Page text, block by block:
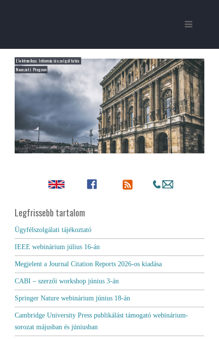
Elektronikus Információszolgáltatás
Nemzeti Program
Legfrissebb tartalom
Ügyfélszolgálati tájékoztató
IEEE webinárium július 16-án
Megjelent a Journal Citation Reports 2026-os kiadása
CABI – szerzői workshop június 3-án
Springer Nature webinárium június 18-án
Cambridge University Press publikálást támogató webinárium-
sorozat májusban és júniusban